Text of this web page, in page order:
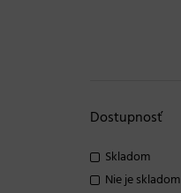
Dostupnosť
Skladom
Nie je skladom